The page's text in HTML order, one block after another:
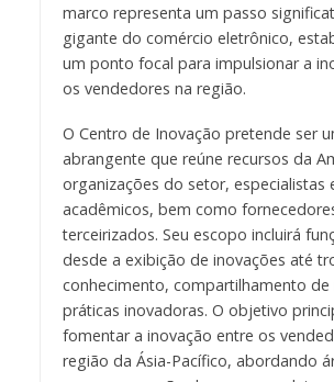
marco representa um passo
gigante do comércio eletrônico,
um ponto focal para impulsionar a
os vendedores na região.
O Centro de Inovação pretende ser
abrangente que reúne recursos da
organizações do setor, especialistas
acadêmicos, bem como
terceirizados. Seu escopo incluirá
desde a exibição de inovações até
conhecimento, compartilhamento de
práticas inovadoras. O objetivo
fomentar a inovação entre os
região da Ásia-Pacífico, abordando